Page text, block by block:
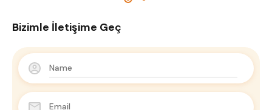
Bizimle İletişime Geç